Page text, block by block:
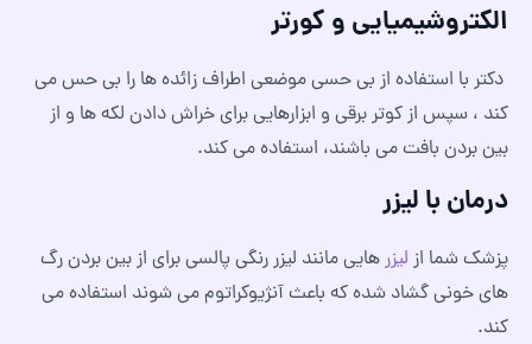
الکتروشیمیایی و کورتر
دکتر با استفاده از بی حسی موضعی اطراف زائده ها را بی حس می
کند ، سپس از کوتر برقی و ابزارهایی برای خراش دادن لکه ها و از
بین بردن بافت می باشند، استفاده می کند.
درمان با لیزر
پزشک شما از لیزرهایی مانند لیزر رنگی پالسی برای از بین بردن رگ
های خونی گشاد شده که باعث آنژیوکراتوم می شوند استفاده می
کند.